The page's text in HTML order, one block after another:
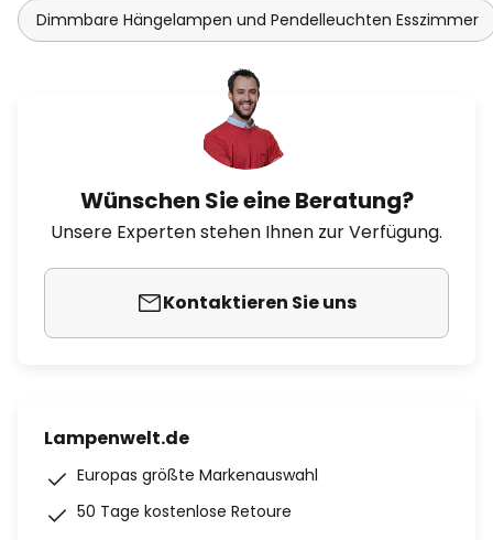
Dimmbare Hängelampen und Pendelleuchten Esszimmer
Wünschen Sie eine Beratung?
Unsere Experten stehen Ihnen zur Verfügung.
Kontaktieren Sie uns
Lampenwelt.de
Europas größte Markenauswahl
50 Tage kostenlose Retoure